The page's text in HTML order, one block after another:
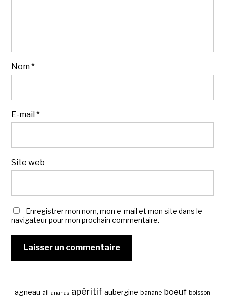
Nom*
E-mail*
Site web
Enregistrer mon nom, mon e-mail et mon site dans le
navigateur pour mon prochain commentaire.
agneau ail ananas apéritif aubergine banane boeuf boisson